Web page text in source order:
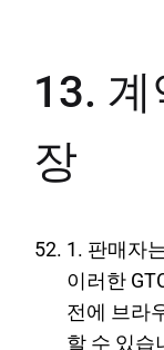
13. 계
장
1. 판매자
이러한
전에 브라
할 수 있습